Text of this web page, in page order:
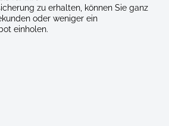
zu erhalten, können Sie ganz
oder weniger ein
einholen.